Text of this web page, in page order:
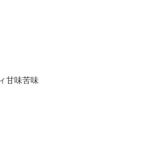
甘味苦味